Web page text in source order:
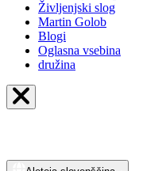
Življenjski slog
Martin Golob
Blogi
Oglasna vsebina
družina